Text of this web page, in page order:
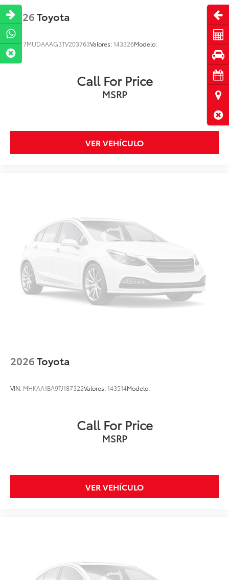
2026Toyota
VIN:7MUDAAAG3TV203763Valores:143326Modelo:
Call For Price
MSRP
VER VEHÍCULO
2026Toyota
VIN: MHKAA1BA9TJ187322Valores:143514Modelo:
Call For Price
MSRP
VER VEHÍCULO